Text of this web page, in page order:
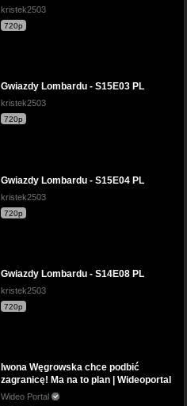
kristek2503
720p
Gwiazdy Lombardu - S15E03 PL
kristek2503
720p
Gwiazdy Lombardu - S15E04 PL
kristek2503
720p
Gwiazdy Lombardu - S14E08 PL
kristek2503
720p
Iwona Węgrowska chce podbić
zagranicę! Ma na to plan | Wideoportal
Wideo Portal